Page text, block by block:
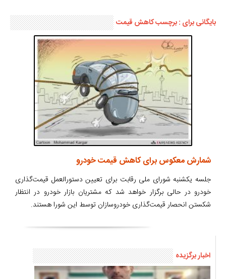
بایگانی برای : برچسب کاهش قیمت
شمارش معکوس برای کاهش قیمت خودرو
جلسه یکشنبه شورای ملی رقابت برای تعیین دستورالعمل قیمت‌گذاری
خودرو در حالی برگزار خواهد شد که مشتریان بازار خودرو در انتظار
شکستن انحصار قیمت‌گذاری خودروسازان توسط این شورا هستند.
اخبار برگزیده